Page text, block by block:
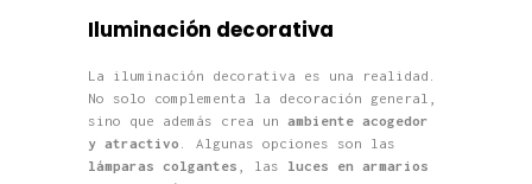
Iluminación decorativa
La iluminación decorativa es una realidad.
No solo complementa la decoración general,
sino que además crea un ambiente acogedor
y atractivo . Algunas opciones son las
lámparas colgantes , las luces en armarios